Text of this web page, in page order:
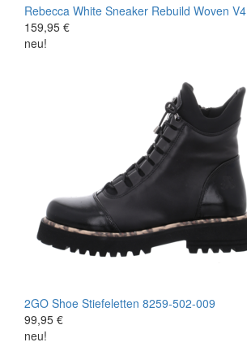
Rebecca White Sneaker Rebuild Woven V4
159,95 €
neu!
2GO Shoe Stiefeletten 8259-502-009
99,95 €
neu!